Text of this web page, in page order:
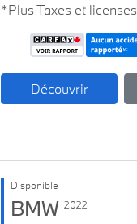
*Plus Taxes et licenses
Découvrir
Disponible
BMW 2022